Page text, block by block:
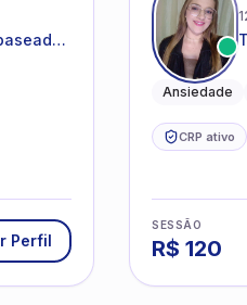
Perfil
Ansiedade
CRP ativo
SESSÃO
R$ 120